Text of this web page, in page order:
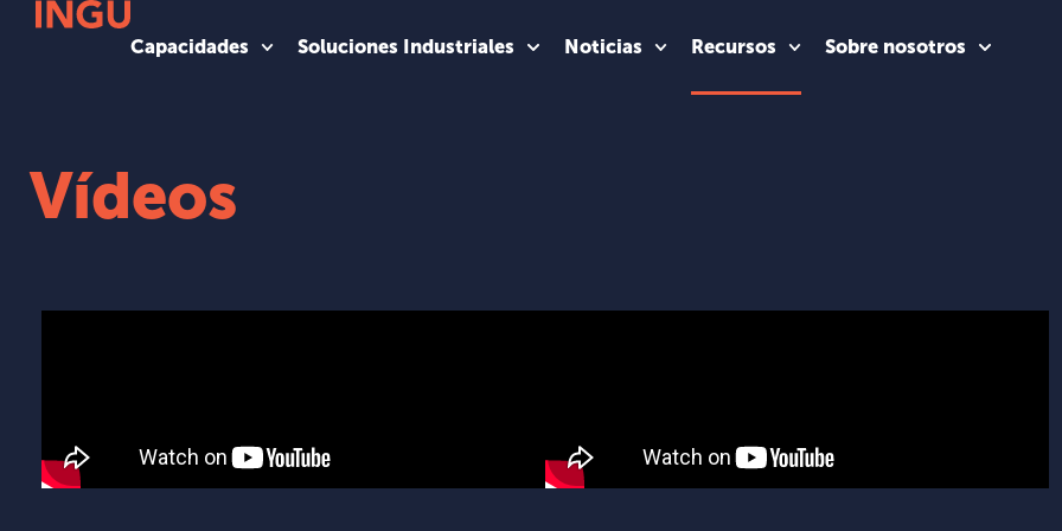
Capacidades Soluciones Industriales Noticias Recursos Sobre nosotros
Vídeos